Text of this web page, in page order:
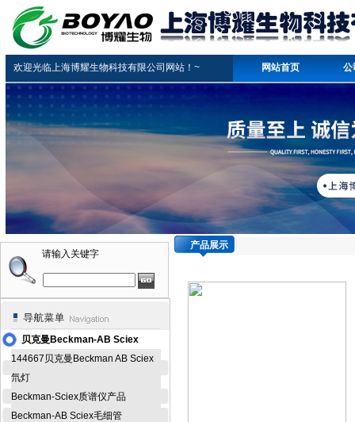
欢迎光临上海博耀生物科技有限公司网站！~ 网站首页 公
请输入关键字
贝克曼Beckman-AB Sciex
144667贝克曼Beckman AB Sciex
氘灯
Beckman-Sciex质谱仪产品
Beckman-AB Sciex毛细管
产品展示